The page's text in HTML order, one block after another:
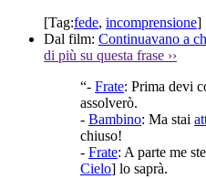
[Tag:fede, incomprensione]
Dal film: Continuavano a
di più su questa frase ››
“- Frate: Prima devi
assolverò.
- Bambino: Ma stai
chiuso!
- Frate: A parte me
Cielo] lo saprà.